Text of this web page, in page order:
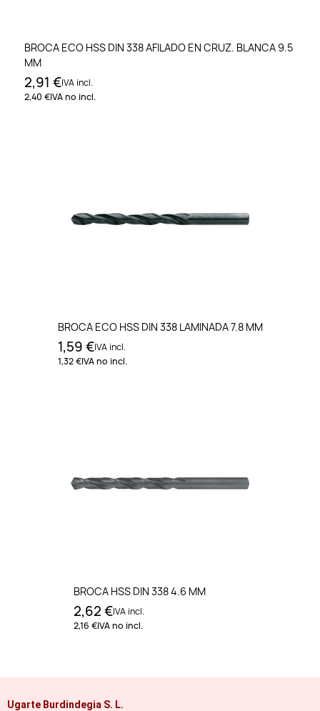
BROCA ECO HSS DIN 338 AFILADO EN CRUZ. BLANCA 9.5
MM
2,91 €IVA incl.
2,40 €IVA no incl.
BROCA ECO HSS DIN 338 LAMINADA 7.8 MM
1,59 €IVA incl.
1,32 €IVA no incl.
BROCA HSS DIN 338 4.6 MM
2,62 €IVA incl.
2,16 €IVA no incl.
Ugarte Burdindegia S. L.